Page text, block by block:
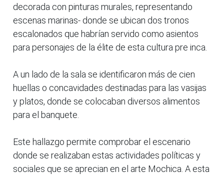
decorada con pinturas murales, representando
escenas marinas- donde se ubican dos tronos
escalonados que habrían servido como asientos
para personajes de la élite de esta cultura pre inca.
A un lado de la sala se identificaron más de cien
huellas o concavidades destinadas para las vasijas
y platos, donde se colocaban diversos alimentos
para el banquete.
Este hallazgo permite comprobar el escenario
donde se realizaban estas actividades políticas y
sociales que se aprecian en el arte Mochica. A esta